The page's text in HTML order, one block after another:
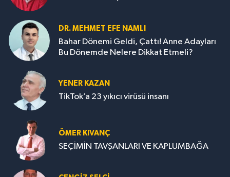
DR. MEHMET EFE NAMLI
Bahar Dönemi Geldi, Çattı! Anne Adayları
Bu Dönemde Nelere Dikkat Etmeli?
YENER KAZAN
TikTok’a 23 yıkıcı virüsü insanı
ÖMER KIVANÇ
SEÇİMİN TAVŞANLARI VE KAPLUMBAĞA